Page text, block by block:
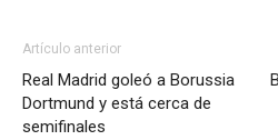
Artículo anterior
Real Madrid goleó a Borussia
Dortmund y está cerca de
semifinales